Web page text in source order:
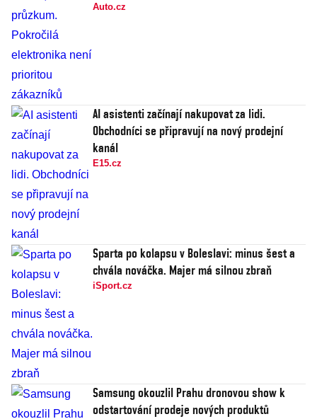
Auto.cz
AI asistenti začínají nakupovat za lidi.
Obchodníci se připravují na nový prodejní
kanál
E15.cz
Sparta po kolapsu v Boleslavi: minus šest a
chvála nováčka. Majer má silnou zbraň
iSport.cz
Samsung okouzlil Prahu dronovou show k
odstartování prodeje nových produktů